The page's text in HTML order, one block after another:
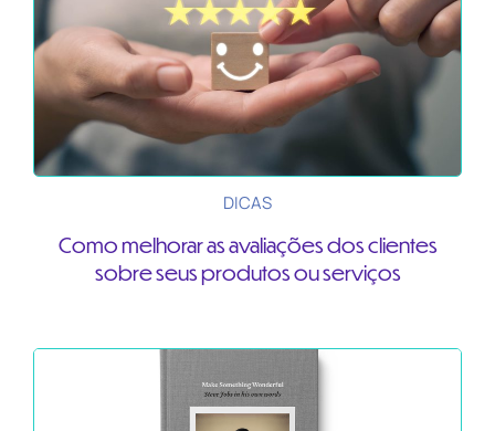
DICAS
Como melhorar as avaliações dos clientes
sobre seus produtos ou serviços